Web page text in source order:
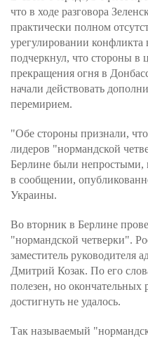
что в ходе разговора
практически полном
урегулировании
подчеркнул, что стороны
прекращения огня в
начали действовать
перемирием.
"Обе стороны признали,
лидеров "нормандской
Берлине были непростыми,
в сообщении,
Украины.
Во вторник в Берлине
"нормандской четверки".
заместитель руководителя
Дмитрий Козак. По его
полезен, но
достигнуть не удалось.
Так называемый